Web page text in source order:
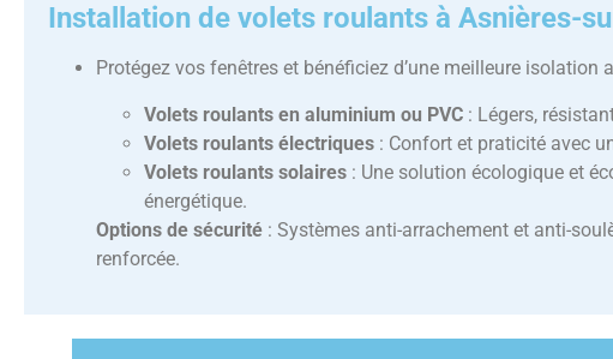
Installation de volets roulants à Asnières-
Protégez vos fenêtres et bénéficiez d’une meilleure isolation
Volets roulants en aluminium ou PVC : Légers,
Volets roulants électriques : Confort et praticité avec
Volets roulants solaires : Une solution écologique et
énergétique.
Options de sécurité : Systèmes anti-arrachement et anti-
renforcée.